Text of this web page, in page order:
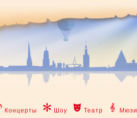
Концерты Шоу Театр